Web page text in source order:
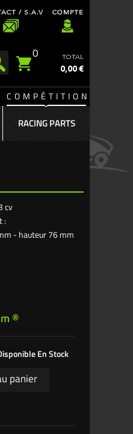
/ S.A.V COMPTE
0 TOTAL
0,00 €
COMPÉTITION
RACING PARTS
cv
:
- hauteur 76 mm
®
En Stock
panier